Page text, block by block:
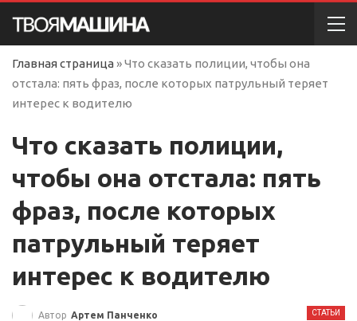
Главная страница »Что сказать полиции, чтобы она
отстала: пять фраз, после которых патрульный теряет
интерес к водителю
Что сказать полиции,
чтобы она отстала: пять
фраз, после которых
патрульный теряет
интерес к водителю
СТАТЬИ
Автор Артем Панченко